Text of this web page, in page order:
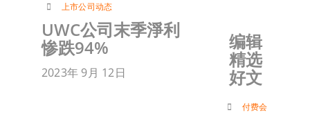
上市公司动态
UWC公司末季淨利
惨跌94%
2023年 9月 12日
编辑
精选
好文
付费会